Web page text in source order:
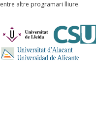
entre altre programari lliure.